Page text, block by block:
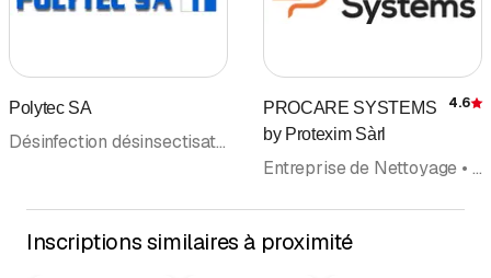
Polytec SA
Désinfection désinsectisation, dératisation • Insectes, protection contre • Parasiticides • Hygiène • Produits de Nettoyage • Protection des bâtiments • Nettoyages et entretien
PROCARE SYSTEMS
by Protexim Sàrl
4.6
Entreprise de Nettoyage • Désinfection désinsectisation, dératisation • Entretien et nettoyage de Tapis • Cuir et cuir artificiel • Nettoyages à sec • Rideaux • Nettoyages et entretien
Inscriptions similaires à proximité